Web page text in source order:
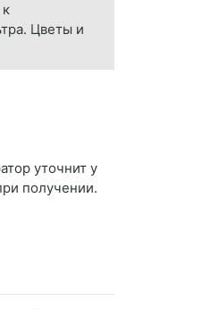
Цветы и
уточнит у
получении.